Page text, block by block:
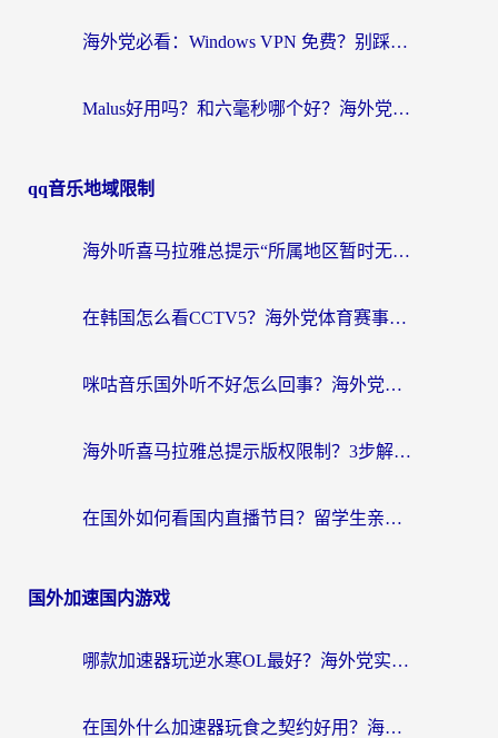
海外党必看：Windows VPN 免费？别踩坑！教你选对好用的国内加速器无缝回国
Malus好用吗？和六毫秒哪个好？海外党选回国加速器的避坑指南
qq音乐地域限制
海外听喜马拉雅总提示“所属地区暂时无版权”？这个限制解除方法亲测有效！
在韩国怎么看CCTV5？海外党体育赛事+中文解说观看终极指南
咪咕音乐国外听不好怎么回事？海外党听歌自由的终极解决方案来了
海外听喜马拉雅总提示版权限制？3步解决+2个音乐平台问题全攻略
在国外如何看国内直播节目？留学生亲测有效的追剧加速指南
国外加速国内游戏
哪款加速器玩逆水寒OL最好？海外党实测后的终极选择指南
在国外什么加速器玩食之契约好用？海外党亲测有效的国服游戏加速指南